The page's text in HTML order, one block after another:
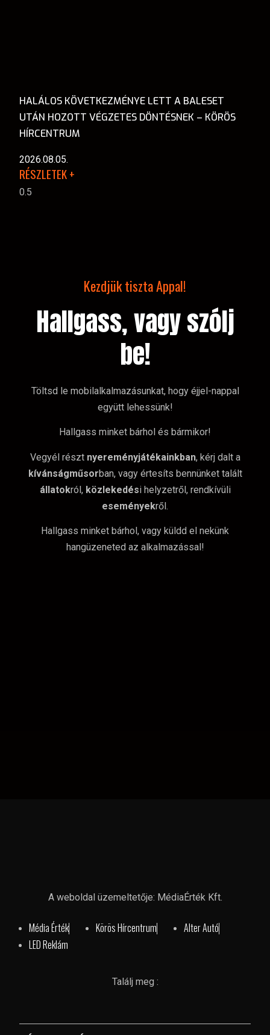
HALÁLOS KÖVETKEZMÉNYE LETT A BALESET
UTÁN HOZOTT VÉGZETES DÖNTÉSNEK – KÖRÖS
HÍRCENTRUM
2026.08.05.
RÉSZLETEK +
Kezdjük tiszta Appal!
Hallgass, vagy szólj
be!
Töltsd le mobilalkalmazásunkat, hogy éjjel-nappal
együtt lehessünk!
Hallgass minket bárhol és bármikor!
Vegyél részt nyereményjátékainkban, kérj dalt a
kívánságműsorban, vagy értesíts bennünket talált
állatokról, közlekedési helyzetről, rendkívüli
eseményekről.
Hallgass minket bárhol, vagy küldd el nekünk
hangüzeneted az alkalmazással!
A weboldal üzemeltetője: MédiaÉrték Kft.
Média Érték Körös Hírcentrum
Alter Autó
LED Reklám
Találj meg :